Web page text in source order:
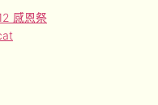
感恩祭